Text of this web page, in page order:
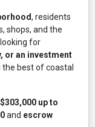
, residents
shops, and the
for
or an investment
best of coastal
$303,000 up to
and escrow